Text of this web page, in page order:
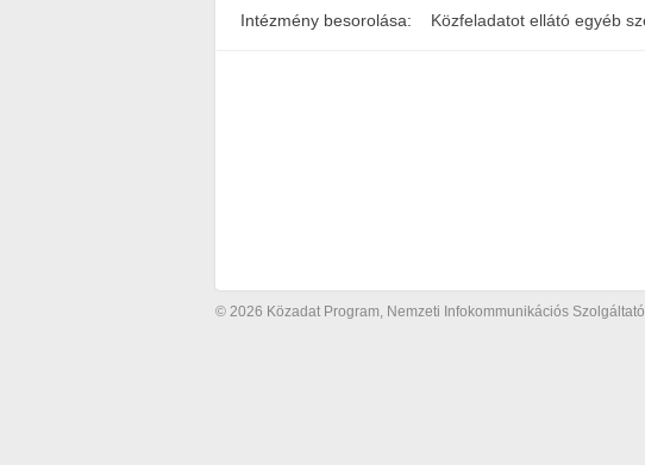
Intézmény besorolása: Közfeladatot ellátó egyéb
© 2026 Közadat Program, Nemzeti Infokommunikációs